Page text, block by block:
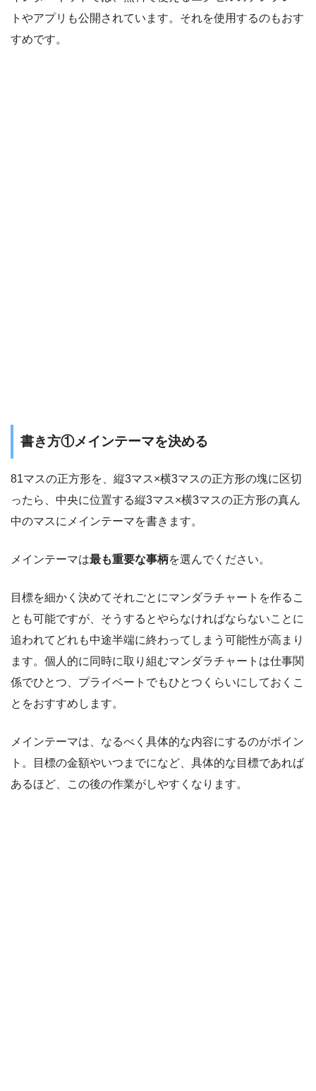
トやアプリも公開されています。それを使用するのもおす
すめです。
書き方①メインテーマを決める
81マスの正方形を、縦3マス×横3マスの正方形の塊に区切
ったら、中央に位置する縦3マス×横3マスの正方形の真ん
中のマスにメインテーマを書きます。
メインテーマは最も重要な事柄を選んでください。
目標を細かく決めてそれごとにマンダラチャートを作るこ
とも可能ですが、そうするとやらなければならないことに
追われてどれも中途半端に終わってしまう可能性が高まり
ます。個人的に同時に取り組むマンダラチャートは仕事関
係でひとつ、プライベートでもひとつくらいにしておくこ
とをおすすめします。
メインテーマは、なるべく具体的な内容にするのがポイン
ト。目標の金額やいつまでになど、具体的な目標であれば
あるほど、この後の作業がしやすくなります。